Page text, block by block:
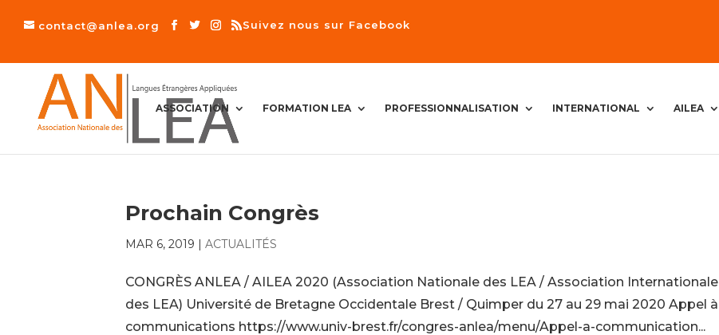
contact@anlea.org Suivez nous sur Facebook
U
E
ASSOCIATION FORMATION LEA PROFESSIONNALISATION INTERNATIONAL AILEA
Prochain Congrès
MAR 6, 2019 | ACTUALITÉS
CONGRÈS ANLEA / AILEA 2020 (Association Nationale des LEA / Association Internationale
des LEA) Université de Bretagne Occidentale Brest / Quimper du 27 au 29 mai 2020 Appel à
communications https://www.univ-brest.fr/congres-anlea/menu/Appel-a-communication...